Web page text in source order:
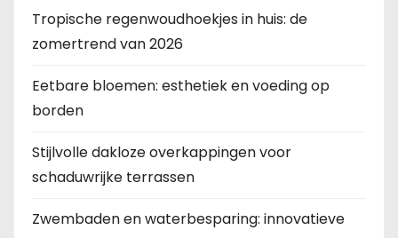
Tropische regenwoudhoekjes in huis: de
zomertrend van 2026
Eetbare bloemen: esthetiek en voeding op
borden
Stijlvolle dakloze overkappingen voor
schaduwrijke terrassen
Zwembaden en waterbesparing: innovatieve